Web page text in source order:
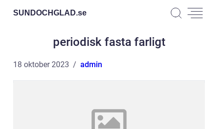
SUNDOCHGLAD.se
periodisk fasta farligt
18 oktober 2023 admin